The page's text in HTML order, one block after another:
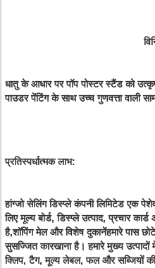
धातु के आधार पर पॉप पोस्टर स्टैंड को
पाउडर पेंटिंग के साथ उच्च गुणवत्ता वाली
प्रतिस्पर्धात्मक लाभ:
हांग्जो सेलिंग डिस्प्ले कंपनी लिमिटेड एक
लिए मूल्य बोर्ड, डिस्प्ले उत्पाद, प्रचार
है,शॉपिंग मेल और विशेष दुकानेंहमारे पास
सुसज्जित कारखाना है। हमारे मुख्य उत्पादों
क्लिप, टैग, मूल्य लेबल, फल और सब्जियों की